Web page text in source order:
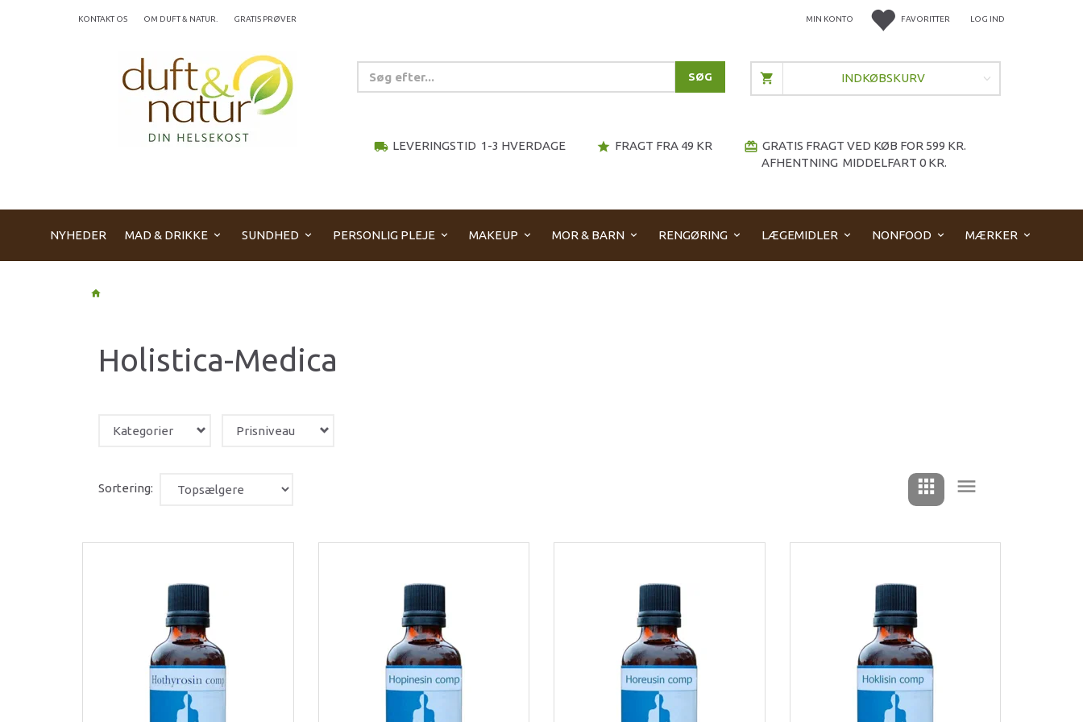
FAVORITTER LOG IND
MIN KONTO
KONTAKT OS OM DUFT & NATUR. GRATIS PRØVER
SØG
local_shipping LEVERINGSTID 1-3 HVERDAGE star FRAGT FRA 49 KR redeem GRATIS FRAGT VED KØB FOR 599 KR.
AFHENTNING MIDDELFART 0 KR.
INDKØBSKURV
NYHEDER MAD & DRIKKE SUNDHED PERSONLIG PLEJE MAKEUP MOR & BARN RENGØRING LÆGEMIDLER NONFOOD MÆRKER
Holistica-Medica
Kategorier Prisniveau
Sortering: